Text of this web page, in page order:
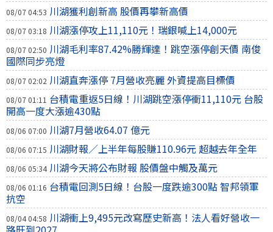
08/07 04:53 川湖獲利創新高 股價再攀新高價
08/07 03:18 川湖漲停攻上11,110元！瑞銀喊上14,000元
08/07 02:50 川湖毛利率87.42%勝輝達！跳空漲停創天價 南俊
國際同步亮燈
08/07 02:02 川湖直奔漲停 7月營收亮麗 外資提高目標價
08/07 01:11 台積電重返5日線！川湖跳空漲停衝11,110元 台股
開高一度大漲逾430點
08/06 07:00 川湖7月營收64.07 億元
08/06 07:15 川湖財報／上半年每股賺110.96元 超越去年全年
08/06 05:34 川湖今天將公布財報 股價盤中觸及萬元
08/06 01:16 台積電回測5日線！台股一度跌逾300點 智邦領軍
抗空
08/04 04:58 川湖衝上9,495元改寫歷史新高！法人看好營收一